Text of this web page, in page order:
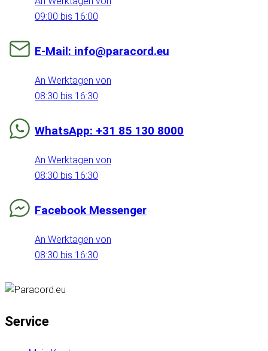
09:00 bis 16:00
E-Mail: info@paracord.eu
An Werktagen von
08:30 bis 16:30
WhatsApp: +31 85 130 8000
An Werktagen von
08:30 bis 16:30
Facebook Messenger
An Werktagen von
08:30 bis 16:30
Service